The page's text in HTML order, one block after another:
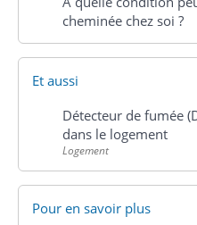
cheminée chez soi ?
Et aussi
Détecteur de fumée
dans le logement
Logement
Pour en savoir plus